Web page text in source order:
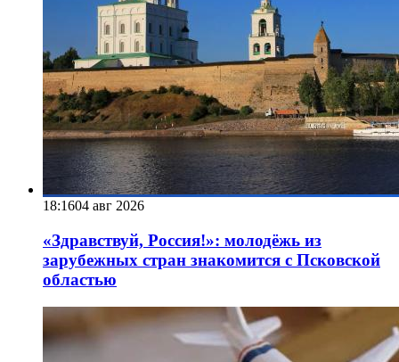
18:1604 авг 2026
«Здравствуй, Россия!»: молодёжь из
зарубежных стран знакомится с Псковской
областью